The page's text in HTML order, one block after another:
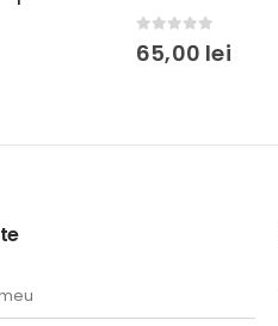
0 out of 5
65,00 lei